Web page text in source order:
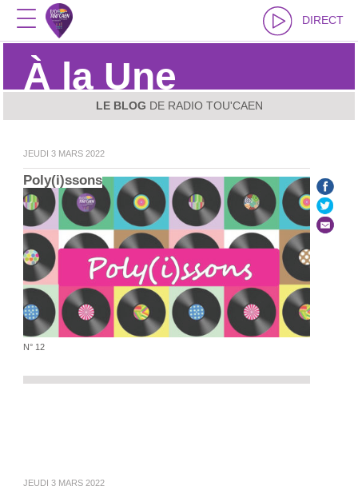
DIRECT
À la Une
LE BLOG DE RADIO TOU'CAEN
JEUDI 3 MARS 2022
Poly(i)ssons
N° 12
JEUDI 3 MARS 2022